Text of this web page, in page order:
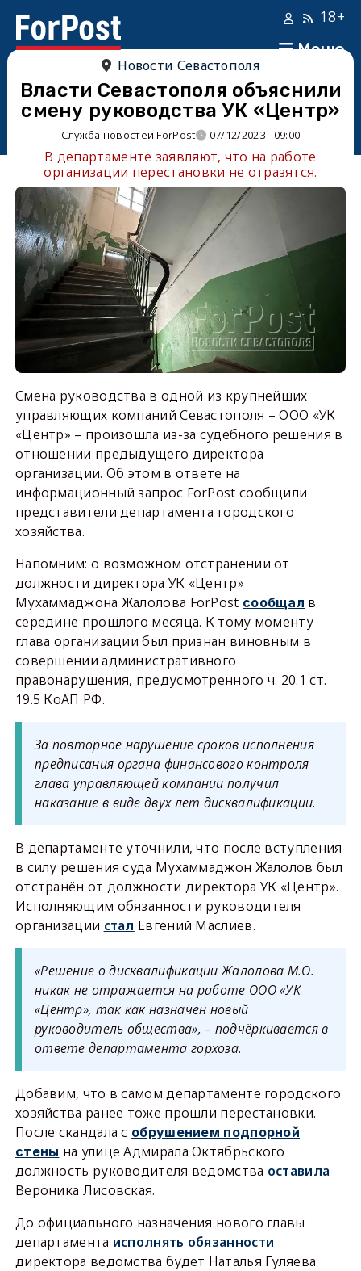
Меню
18+
Новости Севастополя
Власти Севастополя объяснили
смену руководства УК «Центр»
Служба новостей ForPost 07/12/2023 - 09:00
В департаменте заявляют, что на работе
организации перестановки не отразятся.
Смена руководства в одной из крупнейших
управляющих компаний Севастополя – ООО «УК
«Центр» – произошла из-за судебного решения в
отношении предыдущего директора
организации. Об этом в ответе на
информационный запрос ForPost сообщили
представители департамента городского
хозяйства.
Напомним: о возможном отстранении от
должности директора УК «Центр»
Мухаммаджона Жалолова ForPost сообщал в
середине прошлого месяца. К тому моменту
глава организации был признан виновным в
совершении административного
правонарушения, предусмотренного ч. 20.1 ст.
19.5 КоАП РФ.
За повторное нарушение сроков исполнения
предписания органа финансового контроля
глава управляющей компании получил
наказание в виде двух лет дисквалификации.
В департаменте уточнили, что после вступления
в силу решения суда Мухаммаджон Жалолов был
отстранён от должности директора УК «Центр».
Исполняющим обязанности руководителя
организации стал Евгений Маслиев.
«Решение о дисквалификации Жалолова М.О.
никак не отражается на работе ООО «УК
«Центр», так как назначен новый
руководитель общества», – подчёркивается в
ответе департамента горхоза.
Добавим, что в самом департаменте городского
хозяйства ранее тоже прошли перестановки.
После скандала с обрушением подпорной
стены на улице Адмирала Октябрьского
должность руководителя ведомства оставила
Вероника Лисовская.
До официального назначения нового главы
департамента исполнять обязанности
директора ведомства будет Наталья Гуляева.